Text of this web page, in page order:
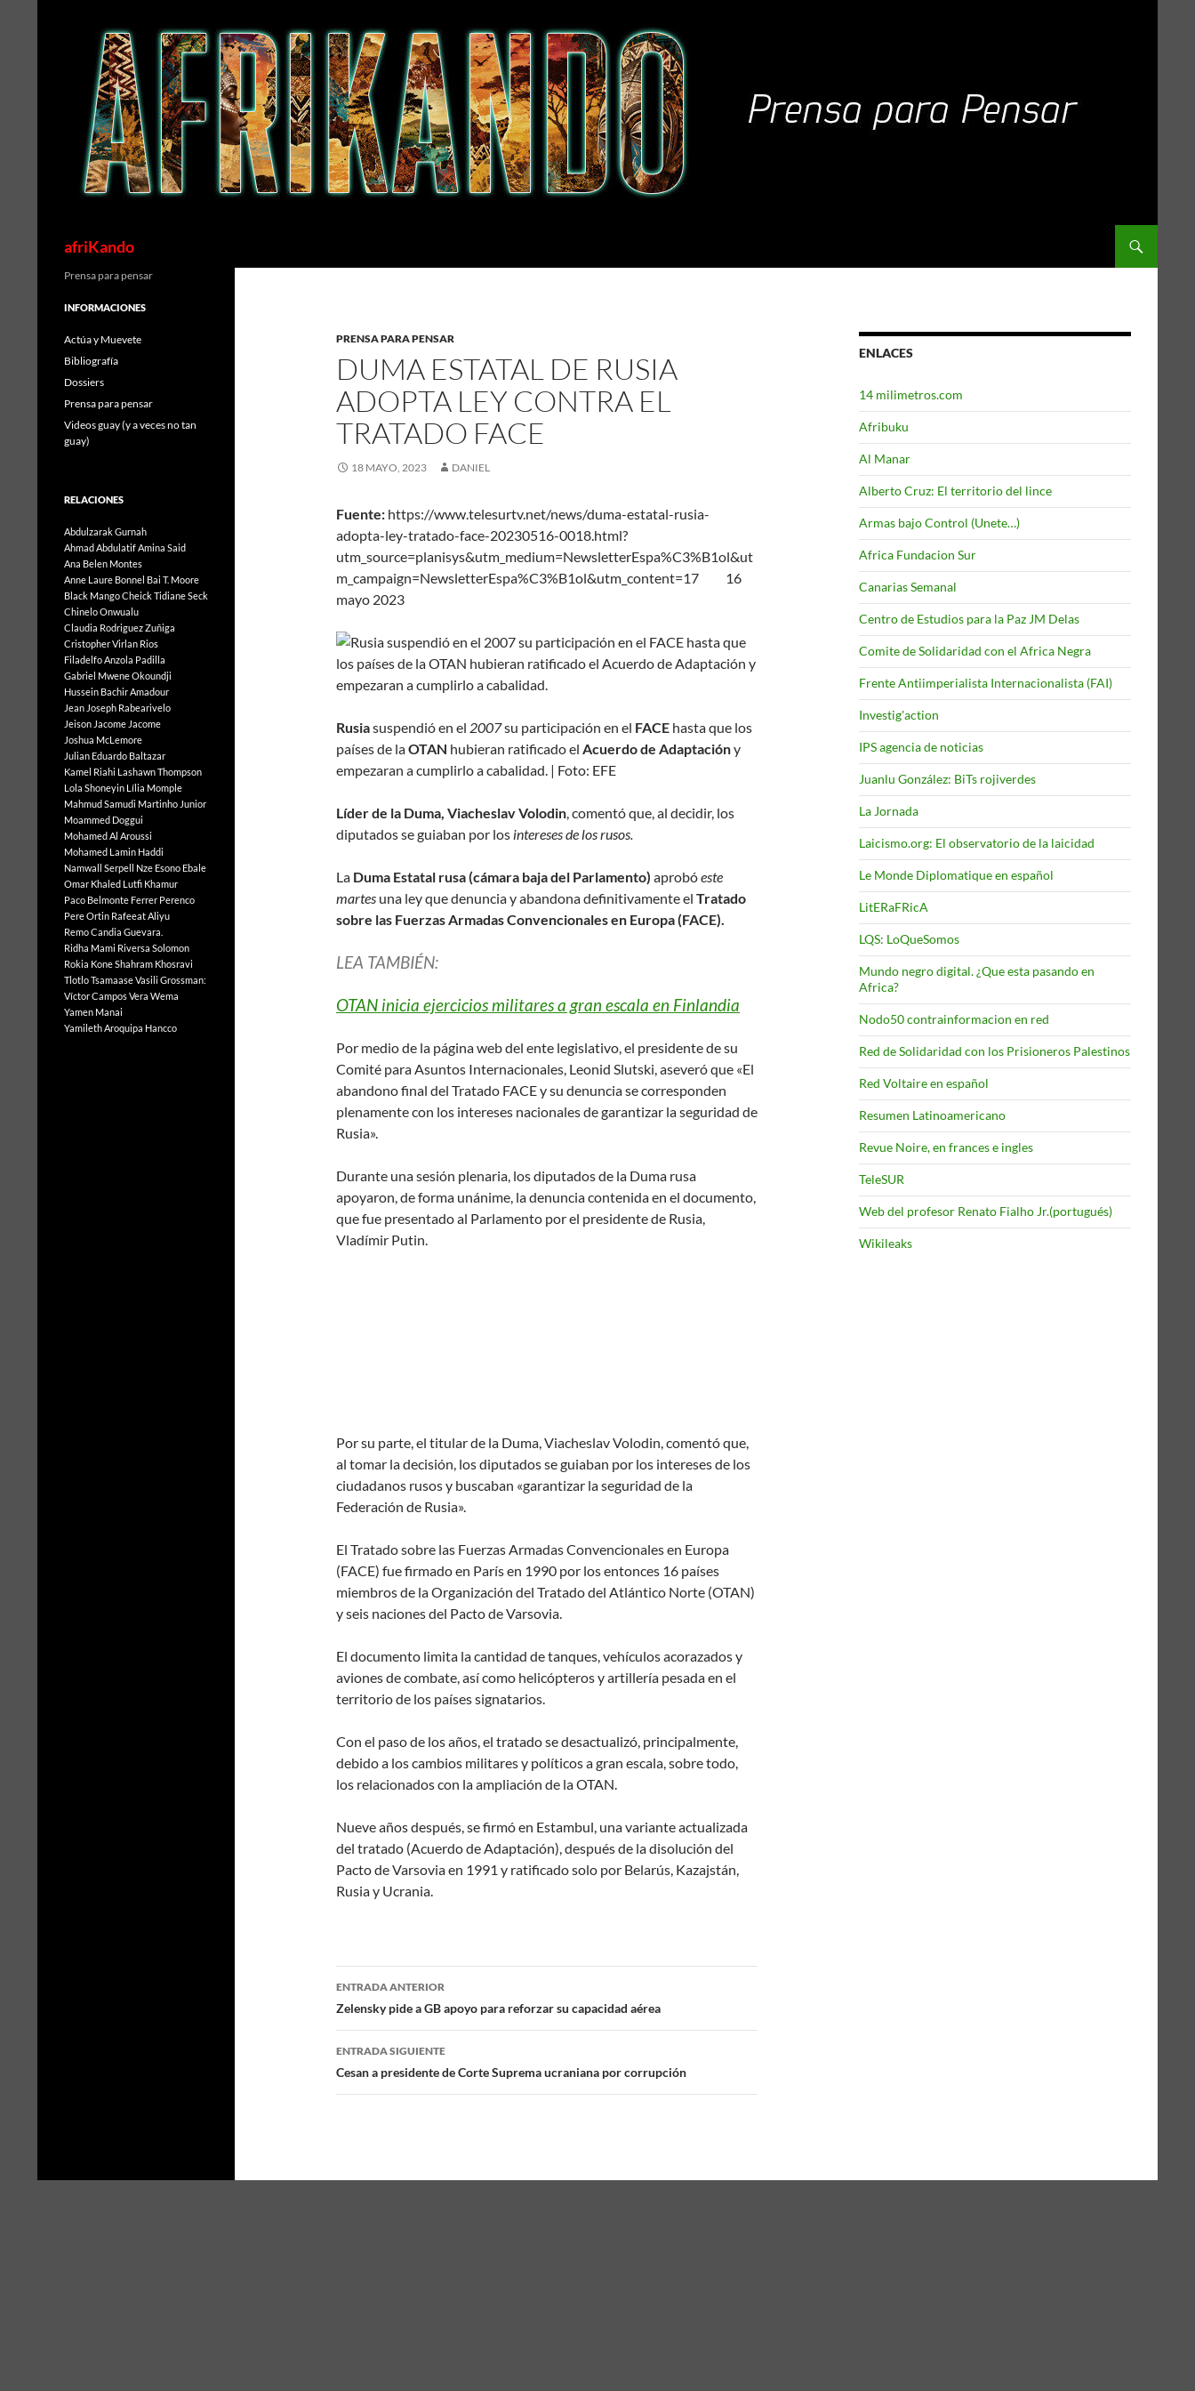
afriKando
PRENSA PARA PENSAR
DUMA ESTATAL DE RUSIA
ADOPTA LEY CONTRA EL
TRATADO FACE
18 MAYO, 2023 DANIEL
Fuente: https://www.telesurtv.net/news/duma-estatal-rusia-
adopta-ley-tratado-face-20230516-0018.html?
utm_source=planisys&utm_medium=NewsletterEspa%C3%B1ol&ut
m_campaign=NewsletterEspa%C3%B1ol&utm_content=17 16
mayo 2023
Rusiasuspendió en el 2007su participación en el FACE hasta que los
países de laOTAN hubieran ratificado el Acuerdo de Adaptacióny
empezaran a cumplirlo a cabalidad. | Foto: EFE
Líder de la Duma, Viacheslav Volodin, comentó que, al decidir, los
diputados se guiaban por los intereses de los rusos.
La Duma Estatal rusa (cámara baja del Parlamento) aprobóeste
martes una ley que denuncia y abandona definitivamente el Tratado
sobre las Fuerzas Armadas Convencionales en Europa (FACE).
LEA TAMBIÉN:
OTAN inicia ejercicios militares a gran escala en Finlandia
Por medio de la página web del ente legislativo, el presidente de su
Comité para Asuntos Internacionales, Leonid Slutski, aseveró que «El
abandono final del Tratado FACE y su denuncia se corresponden
plenamente con los intereses nacionales de garantizar la seguridad de
Rusia».
Durante una sesión plenaria, los diputados de la Duma rusa
apoyaron, de forma unánime, la denuncia contenida en el documento,
que fue presentado al Parlamento por el presidente de Rusia,
Vladímir Putin.
Por su parte, el titular de la Duma, Viacheslav Volodin, comentó que,
al tomar la decisión, los diputados se guiaban por los intereses de los
ciudadanos rusos y buscaban «garantizar la seguridad de la
Federación de Rusia».
El Tratado sobre las Fuerzas Armadas Convencionales en Europa
(FACE) fue firmado en París en 1990 por los entonces 16 países
miembros de la Organización del Tratado del Atlántico Norte (OTAN)
y seis naciones del Pacto de Varsovia.
El documento limita la cantidad de tanques, vehículos acorazados y
aviones de combate, así como helicópteros y artillería pesada en el
territorio de los países signatarios.
Con el paso de los años, el tratado se desactualizó, principalmente,
debido a los cambios militares y políticos a gran escala, sobre todo,
los relacionados con la ampliación de la OTAN.
Nueve años después, se firmó en Estambul, una variante actualizada
del tratado (Acuerdo de Adaptación), después de la disolución del
Pacto de Varsovia en 1991 y ratificado solo por Belarús, Kazajstán,
Rusia y Ucrania.
Navegación
de
entradas
ENTRADA ANTERIOR
Zelensky pide a GB apoyo para reforzar su capacidad aérea
ENTRADA SIGUIENTE
Cesan a presidente de Corte Suprema ucraniana por corrupción
ENLACES
14 milimetros.com
Afribuku
Al Manar
Alberto Cruz: El territorio del lince
Armas bajo Control (Unete…)
Africa Fundacion Sur
Canarias Semanal
Centro de Estudios para la Paz JM Delas
Comite de Solidaridad con el Africa Negra
Frente Antiimperialista Internacionalista (FAI)
Investig'action
IPS agencia de noticias
Juanlu González: BiTs rojiverdes
La Jornada
Laicismo.org: El observatorio de la laicidad
Le Monde Diplomatique en español
LitERaFRicA
LQS: LoQueSomos
Mundo negro digital. ¿Que esta pasando en
Africa?
Nodo50 contrainformacion en red
Red de Solidaridad con los Prisioneros Palestinos
Red Voltaire en español
Resumen Latinoamericano
Revue Noire, en frances e ingles
TeleSUR
Web del profesor Renato Fialho Jr.(portugués)
Wikileaks
Prensa para pensar
INFORMACIONES
Actúa y Muevete
Bibliografía
Dossiers
Prensa para pensar
Videos guay (y a veces no tan
guay)
RELACIONES
Abdulzarak Gurnah
Ahmad AbdulatifAmina Said
Ana Belen Montes
Anne Laure Bonnel Bai T. Moore
Black MangoCheick Tidiane Seck
Chinelo Onwualu
Claudia Rodriguez Zuñiga
Cristopher Virlan Rios
Filadelfo Anzola Padilla
Gabriel Mwene Okoundji
Hussein Bachir Amadour
Jean Joseph Rabearivelo
Jeison Jacome Jacome
Joshua McLemore
Julian Eduardo Baltazar
Kamel Riahi Lashawn Thompson
Lola Shoneyin Lília Momple
Mahmud Samudi Martinho Junior
Moammed Doggui
Mohamed Al Aroussi
Mohamed Lamin Haddi
Namwall Serpell Nze Esono Ebale
Omar Khaled Lutfi Khamur
Paco Belmonte Ferrer Perenco
Pere Ortin Rafeeat Aliyu
Remo Candia Guevara.
Ridha Mami Riversa Solomon
Rokia KoneShahram Khosravi
Tlotlo TsamaaseVasili Grossman:
Víctor Campos Vera Wema
Yamen Manai
Yamileth Aroquipa Hancco